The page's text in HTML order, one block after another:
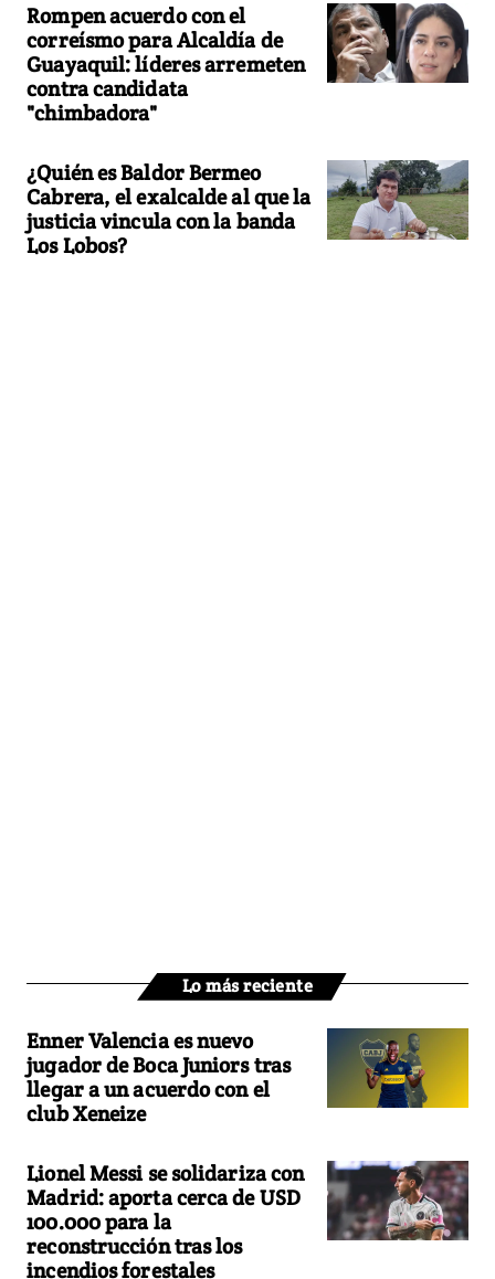
Rompen acuerdo con el
correísmo para Alcaldía de
Guayaquil: líderes arremeten
contra candidata
"chimbadora"
¿Quién es Baldor Bermeo
Cabrera, el exalcalde al que la
justicia vincula con la banda
Los Lobos?
Lo más reciente
Enner Valencia es nuevo
jugador de Boca Juniors tras
llegar a un acuerdo con el
club Xeneize
Lionel Messi se solidariza con
Madrid: aporta cerca de USD
100.000 para la
reconstrucción tras los
incendios forestales